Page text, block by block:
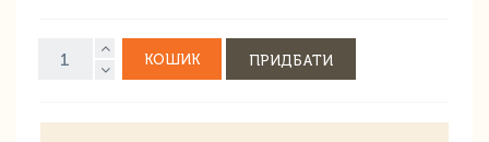
КОШИК ПРИДБАТИ